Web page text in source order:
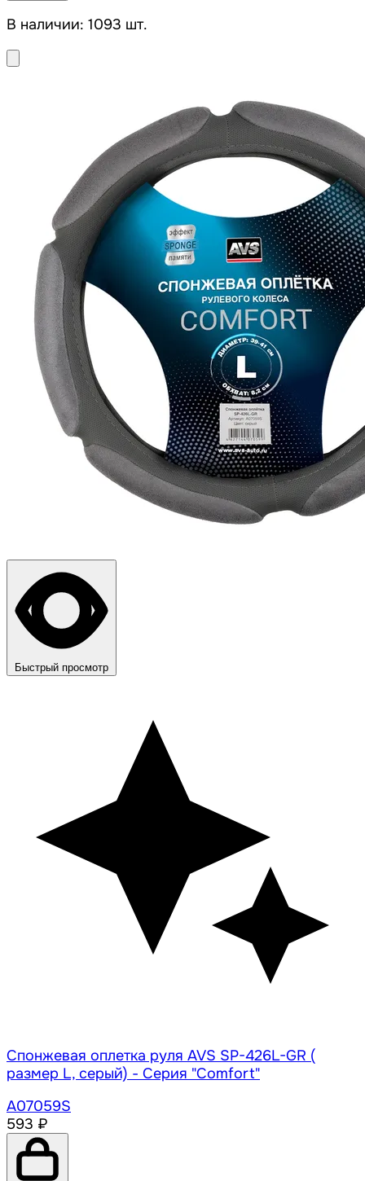
В наличии: 1093 шт.
Быстрый просмотр
Спонжевая оплетка руля AVS SP-426L-GR (
размер L, серый) - Серия "Comfort"
A07059S
593 ₽